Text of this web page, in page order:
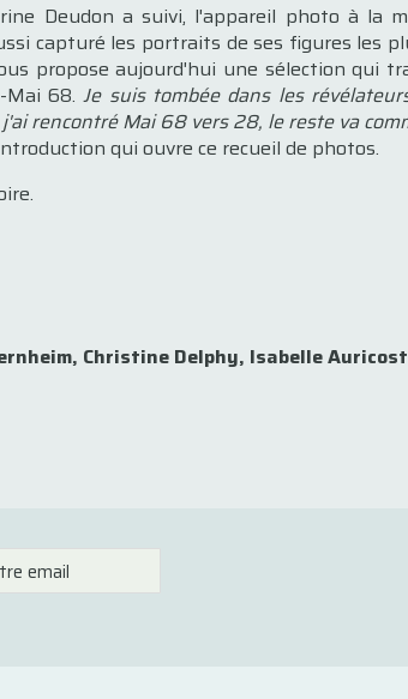
Deudon a suivi, l'appareil photo à la
capturé les portraits de ses figures les
propose aujourd'hui une sélection qui
Mai 68.Je suis tombée dans les
rencontré Mai 68 vers 28, le reste va
qui ouvre ce recueil de photos.
Christine Delphy, Isabelle